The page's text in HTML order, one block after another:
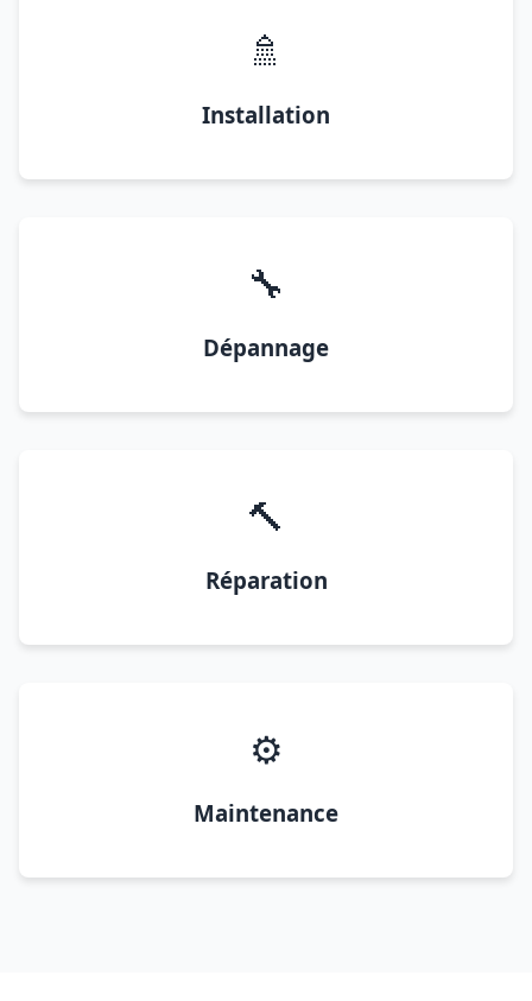
🚿
Installation
🔧
Dépannage
🔨
Réparation
⚙️
Maintenance